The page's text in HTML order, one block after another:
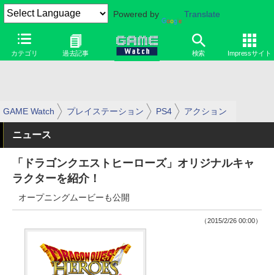
Powered by Translate
カテゴリ 過去記事 検索 Impressサイト
GAME Watch プレイステーション PS4 アクション
ニュース
「ドラゴンクエストヒーローズ」オリジナルキャ
ラクターを紹介！
オープニングムービーも公開
（2015/2/26 00:00）